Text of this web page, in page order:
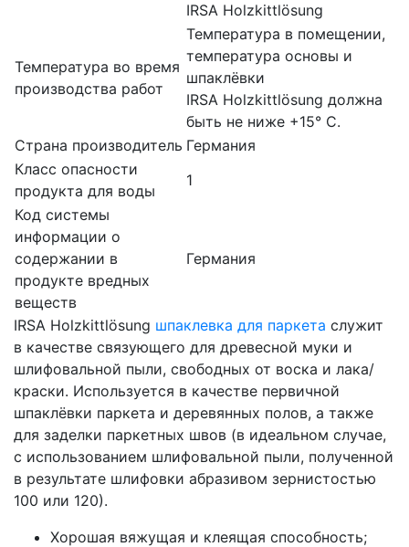
IRSA Holzkittlösung
Температура во время
производства работ
Температура в помещении,
температура основы и
шпаклёвки
IRSA Holzkittlösung должна
быть не ниже +15° C.
Страна производитель Германия
Класс опасности
продукта для воды
1
Код системы
информации о
содержании в
продукте вредных
веществ
Германия
IRSA Holzkittlösung шпаклевка для паркета служит
в качестве связующего для древесной муки и
шлифовальной пыли, свободных от воска и лака/
краски. Используется в качестве первичной
шпаклёвки паркета и деревянных полов, а также
для заделки паркетных швов (в идеальном случае,
с использованием шлифовальной пыли, полученной
в результате шлифовки абразивом зернистостью
100 или 120).
Хорошая вяжущая и клеящая способность;